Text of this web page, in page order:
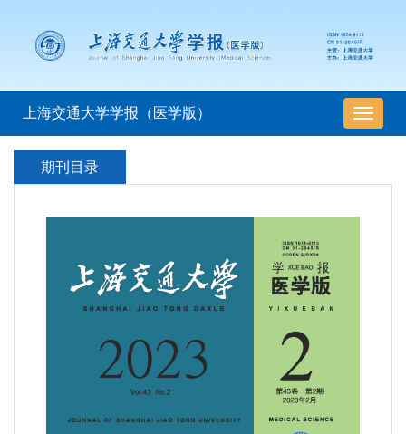
导
航
上海交通大学学报（医学版）
期刊目录